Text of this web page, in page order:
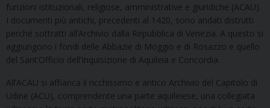
funzioni istituzionali, religiose, amministrative e giuridiche (ACAU).
I documenti più antichi, precedenti al 1420, sono andati distrutti
perché sottratti all’Archivio dalla Repubblica di Venezia. A questo si
aggiungono i fondi delle Abbazie di Moggio e di Rosazzo e quello
del Sant’Officio dell’Inquisizione di Aquileia e Concordia.
All’ACAU si affianca il ricchissimo e antico Archivio del Capitolo di
Udine (ACU), comprendente una parte aquileiese, una collegiata